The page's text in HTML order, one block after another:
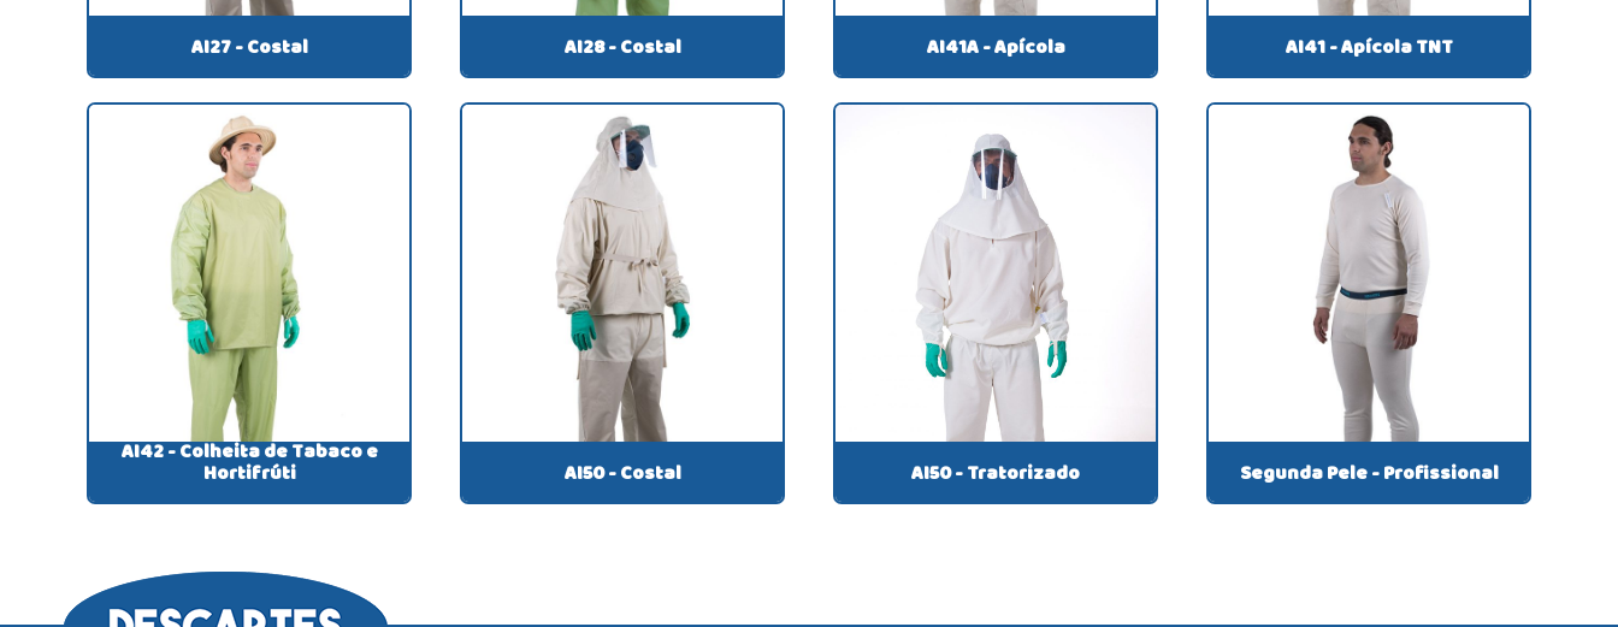
AI27 - Costal AI28 - Costal AI41A - Apícola AI41 - Apícola TNT
AI42 - Colheita de Tabaco e
Hortifrúti AI50 - Costal AI50 - Tratorizado Segunda Pele - Profissional